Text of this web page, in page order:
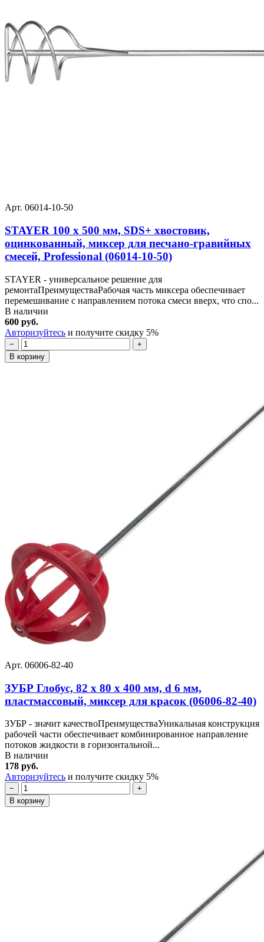
Арт. 06014-10-50
STAYER 100 x 500 мм, SDS+ хвостовик,
оцинкованный, миксер для песчано-гравийных
смесей, Professional (06014-10-50)
STAYER - универсальное решение для
ремонтаПреимуществаРабочая часть миксера обеспечивает
перемешивание с направлением потока смеси вверх, что спо...
В наличии
600 руб.
Авторизуйтесь и получите скидку 5%
−
+
В корзину
Арт. 06006-82-40
ЗУБР Глобус, 82 х 80 х 400 мм, d 6 мм,
пластмассовый, миксер для красок (06006-82-40)
ЗУБР - значит качествоПреимуществаУникальная конструкция
рабочей части обеспечивает комбинированное направление
потоков жидкости в горизонтальной...
В наличии
178 руб.
Авторизуйтесь и получите скидку 5%
−
+
В корзину